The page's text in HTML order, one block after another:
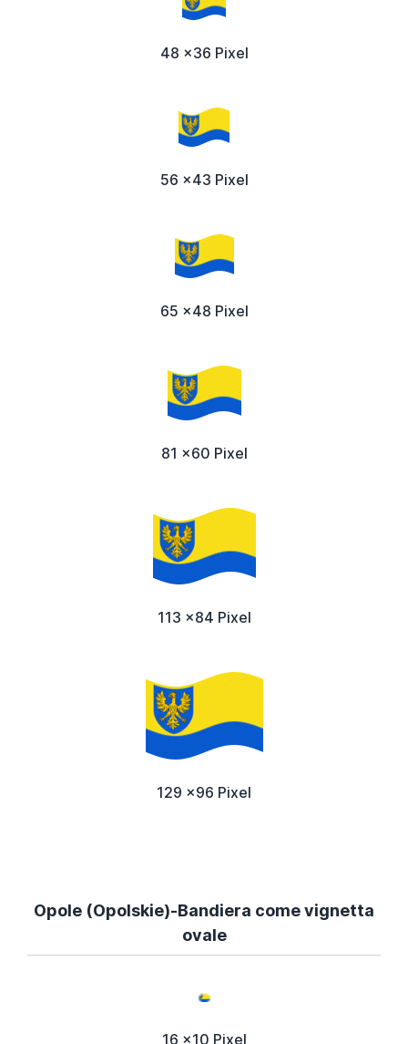
48 x36 Pixel
56 x43 Pixel
65 x48 Pixel
81 x60 Pixel
113 x84 Pixel
129 x96 Pixel
Opole (Opolskie)-Bandiera come vignetta
ovale
16 x10 Pixel